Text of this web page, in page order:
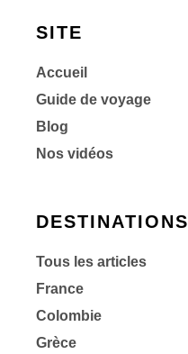
SITE
Accueil
Guide de voyage
Blog
Nos vidéos
DESTINATIONS
Tous les articles
France
Colombie
Grèce